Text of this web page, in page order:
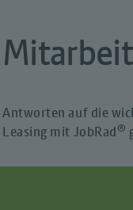
Antworten auf die
Leasing mit JobRad®